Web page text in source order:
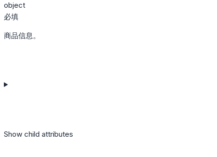
object
必填
商品信息。
Show child attributes